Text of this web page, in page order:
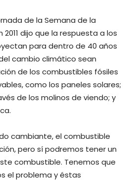
de la Semana de la
2011 dijo que la respuesta a los
para dentro de 40 años
cambio climático sean
de los combustibles fósiles
como los paneles solares;
de los molinos de viendo; y
cambiante, el combustible
pero sí podremos tener un
combustible. Tenemos que
el problema y éstas